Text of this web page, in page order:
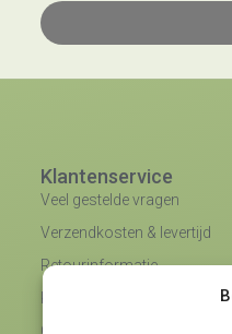
Klantenservice
Veel gestelde vragen
Verzendkosten & levertijd
Retourinformatie